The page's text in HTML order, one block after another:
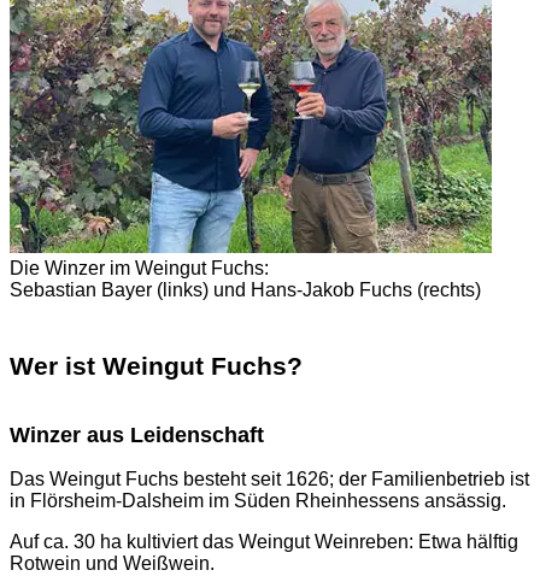
Die Winzer im Weingut Fuchs:
Sebastian Bayer (links) und Hans-Jakob Fuchs (rechts)
Wer ist Weingut Fuchs?
Winzer aus Leidenschaft
Das Weingut Fuchs besteht seit 1626; der Familienbetrieb ist
in Flörsheim-Dalsheim im Süden Rheinhessens ansässig.
Auf ca. 30 ha kultiviert das Weingut Weinreben: Etwa hälftig
Rotwein und Weißwein.